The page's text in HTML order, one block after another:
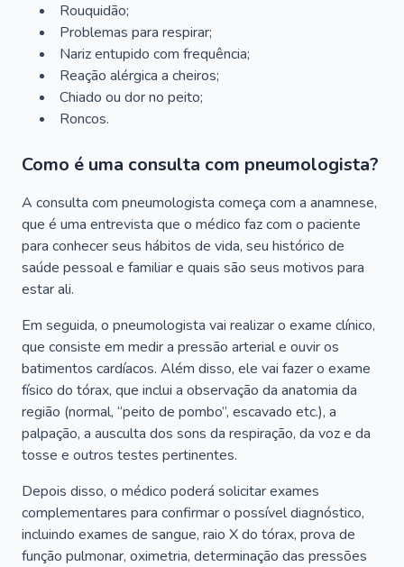
Rouquidão;
Problemas para respirar;
Nariz entupido com frequência;
Reação alérgica a cheiros;
Chiado ou dor no peito;
Roncos.
Como é uma consulta com pneumologista?
A consulta com pneumologista começa com a anamnese,
que é uma entrevista que o médico faz com o paciente
para conhecer seus hábitos de vida, seu histórico de
saúde pessoal e familiar e quais são seus motivos para
estar ali.
Em seguida, o pneumologista vai realizar o exame clínico,
que consiste em medir a pressão arterial e ouvir os
batimentos cardíacos. Além disso, ele vai fazer o exame
físico do tórax, que inclui a observação da anatomia da
região (normal, “peito de pombo”, escavado etc.), a
palpação, a ausculta dos sons da respiração, da voz e da
tosse e outros testes pertinentes.
Depois disso, o médico poderá solicitar exames
complementares para confirmar o possível diagnóstico,
incluindo exames de sangue, raio X do tórax, prova de
função pulmonar, oximetria, determinação das pressões